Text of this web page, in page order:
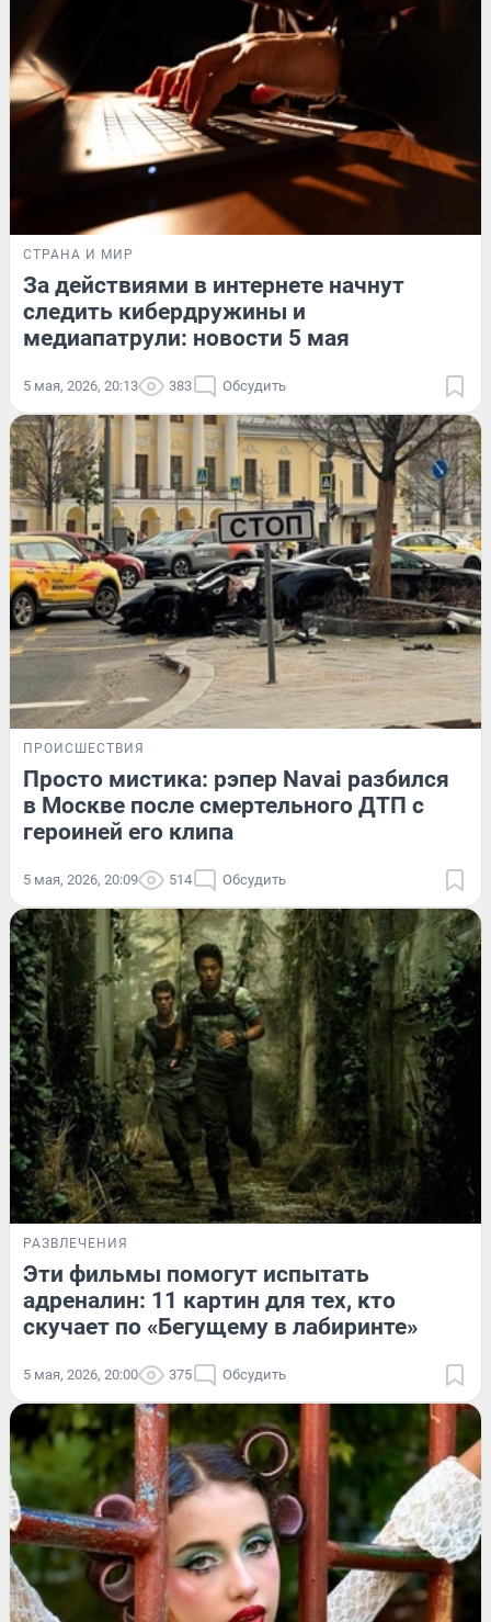
СТРАНА И МИР
За действиями в интернете начнут
следить кибердружины и
медиапатрули: новости 5 мая
5 мая, 2026, 20:13 383 Обсудить
ПРОИСШЕСТВИЯ
Просто мистика: рэпер Navai разбился
в Москве после смертельного ДТП с
героиней его клипа
5 мая, 2026, 20:09 514 Обсудить
РАЗВЛЕЧЕНИЯ
Эти фильмы помогут испытать
адреналин: 11 картин для тех, кто
скучает по «Бегущему в лабиринте»
5 мая, 2026, 20:00 375 Обсудить